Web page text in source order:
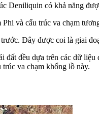
Deniliquin có khả năng
và cấu trúc va chạm
Đây được coi là giai
đều dựa trên các dữ
va chạm khổng lồ này.